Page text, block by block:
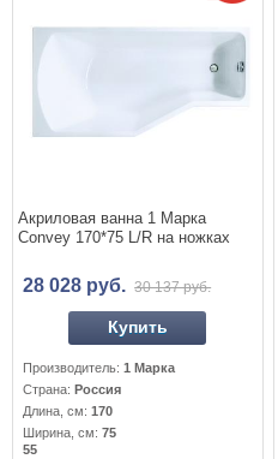
Акриловая ванна 1 Марка
Convey 170*75 L/R на ножках
28 028 руб. 30 137 руб.
Купить
Производитель:1 Марка
Страна: Россия
Длина, см:170
Ширина, см:75
55